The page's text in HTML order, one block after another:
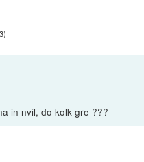
)
in nvil, do kolk gre ???